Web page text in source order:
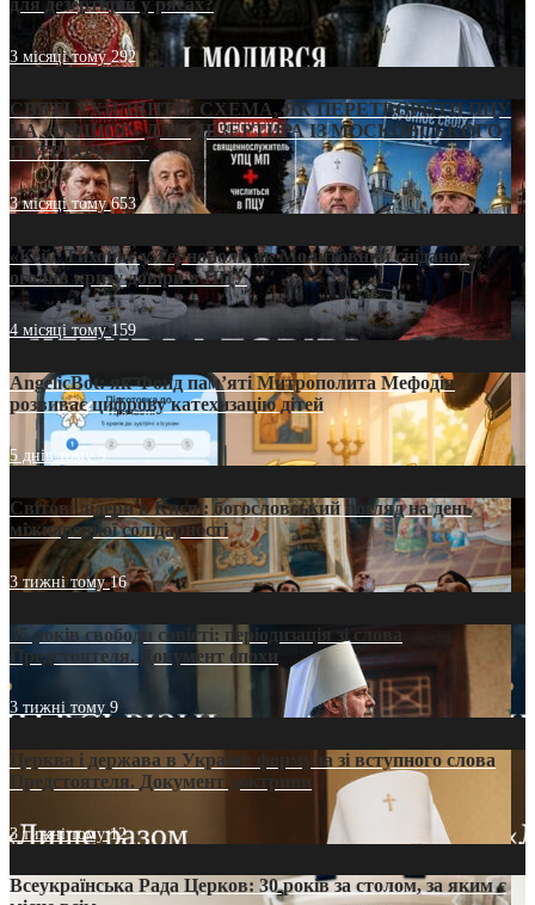
для дезертирів у рясах?
3 місяці тому292
СВЯТІ УХИЛЯНТИ: СХЕМА, ЯК ПЕРЕТВОРИТИ ПЦУ
НА «ОФШОР» ДЛЯ ДЕЗЕРТИРА ІЗ МОСКОВСЬКОГО
ПАТРІАРХАТУ
3 місяці тому653
«Кейс Тихона» у Тернополі: як Молитовний сніданок
оголив кризу довіри в ПЦУ
4 місяці тому159
AngelicBot: як Фонд пам’яті Митрополита Мефодія
розвиває цифрову катехизацію дітей
5 днів тому9
Світові лідери в Києві: богословський погляд на день
міжнародної солідарності
3 тижні тому16
35 років свободи совісті: періодизація зі слова
Предстоятеля. Документ епохи
3 тижні тому 9
Церква і держава в Україні: формула зі вступного слова
Предстоятеля. Документ доктрини
3 тижні тому12
Всеукраїнська Рада Церков: 30 років за столом, за яким є